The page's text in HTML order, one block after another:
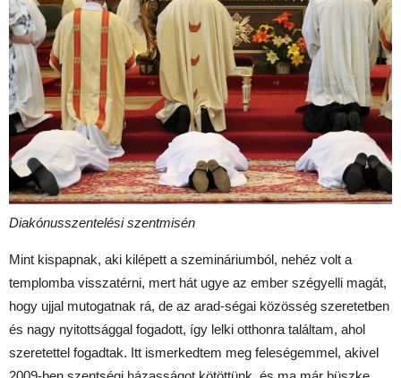
Diakónusszentelési szentmisén
Mint kispapnak, aki kilépett a szemináriumból, nehéz volt a
templomba visszatérni, mert hát ugye az ember szégyelli magát,
hogy ujjal mutogatnak rá, de az arad-ségai közösség szeretetben
és nagy nyitottsággal fogadott, így lelki otthonra találtam, ahol
szeretettel fogadtak. Itt ismerkedtem meg feleségemmel, akivel